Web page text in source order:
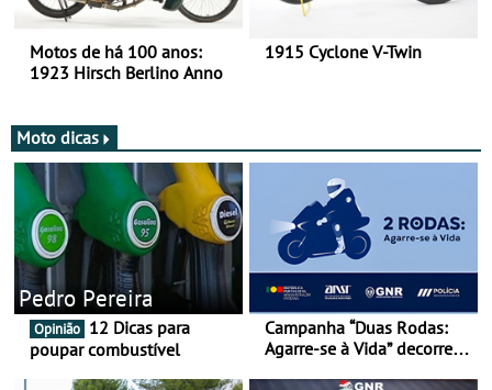
Motos de há 100 anos:
1923 Hirsch Berlino Anno
1915 Cyclone V-Twin
Moto dicas
Pedro Pereira
Opinião
poupar combustível
Campanha “Duas Rodas:
Agarre-se à Vida” decorre